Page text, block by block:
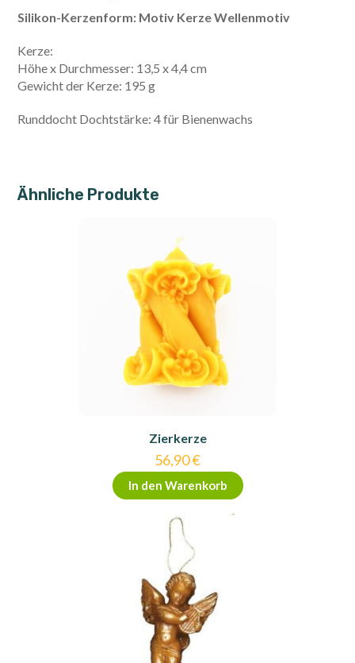
Silikon-Kerzenform: Motiv Kerze Wellenmotiv
Kerze:
Höhe x Durchmesser: 13,5 x 4,4 cm
Gewicht der Kerze: 195 g
Runddocht Dochtstärke: 4 für Bienenwachs
Ähnliche Produkte
Zierkerze
56,90€
In den Warenkorb